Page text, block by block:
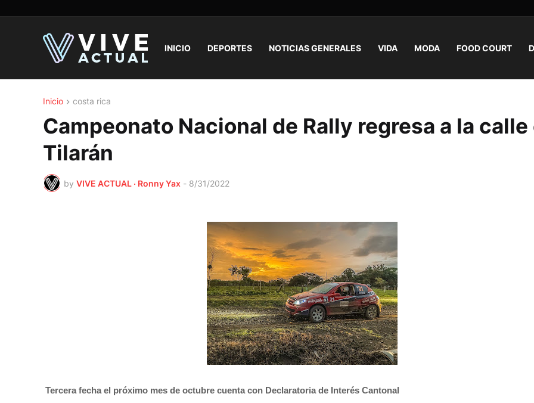
INICIO DEPORTES NOTICIAS GENERALES VIDA MODA FOOD COURT
Inicio costa rica
Campeonato Nacional de Rally regresa a la calle
Tilarán
by VIVE ACTUAL · Ronny Yax - 8/31/2022
Tercera fecha el próximo mes de octubre cuenta con Declaratoria de Interés Cantonal